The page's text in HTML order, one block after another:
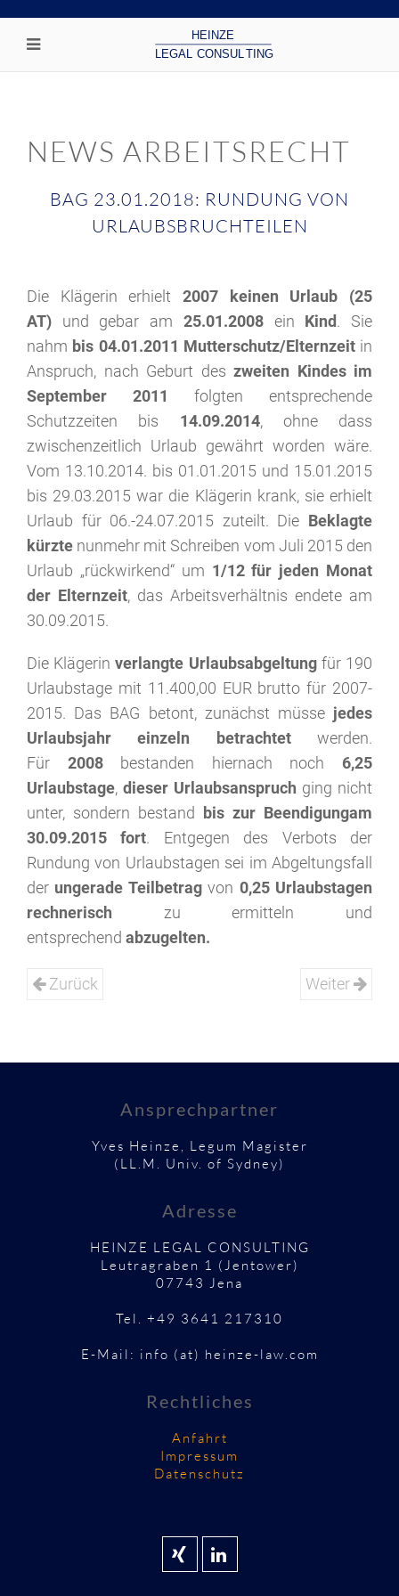
NEWS ARBEITSRECHT
BAG 23.01.2018: RUNDUNG VON
URLAUBSBRUCHTEILEN
Die Klägerin erhielt 2007 keinen Urlaub (25
AT) und gebar am 25.01.2008ein Kind. Sie
nahm bis 04.01.2011 Mutterschutz/Elternzeitin
Anspruch, nach Geburt des zweiten Kindes im
September 2011
folgten entsprechende
Schutzzeiten bis 14.09.2014, ohne dass
zwischenzeitlich Urlaub gewährt worden wäre.
Vom 13.10.2014. bis 01.01.2015 und 15.01.2015
bis 29.03.2015 war die Klägerin krank, sie erhielt
Urlaub für 06.-24.07.2015 zuteilt. Die Beklagte
kürzte nunmehr mit Schreiben vom Juli 2015 den
Urlaub „rückwirkend“ um 1/12 für jeden Monat
der Elternzeit, das Arbeitsverhältnis endete am
30.09.2015.
Die Klägerinverlangte Urlaubsabgeltung für 190
Urlaubstage mit 11.400,00 EUR brutto für 2007-
2015. Das BAG betont, zunächst müsse jedes
Urlaubsjahr einzeln betrachtetwerden.
Für 2008bestanden hiernach noch 6,25
Urlaubstage, dieser Urlaubsanspruch ging nicht
unter, sondern bestand
bis zur Beendigungam
30.09.2015 fort. Entgegen des Verbots der
Rundung von Urlaubstagen sei im Abgeltungsfall
der ungerade Teilbetragvon 0,25 Urlaubstagen
rechnerisch zu ermitteln und
entsprechend abzugelten.
Zurück Weiter
Ansprechpartner
Yves Heinze, Legum Magister
(LL.M. Univ. of Sydney)
Adresse
HEINZE LEGAL CONSULTING
Leutragraben 1 (Jentower)
07743 Jena
Tel. +49 3641 217310
E-Mail: info (at) heinze-law.com
Rechtliches
Anfahrt
Impressum
Datenschutz